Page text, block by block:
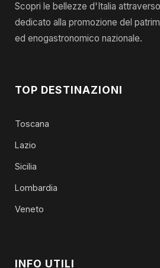
Scopri le bellezze d'Italia
dedicato alla promozione del
ed enogastronomico nazionale.
TOP DESTINAZIONI
Toscana
Lazio
Sicilia
Lombardia
Veneto
INFO UTILI